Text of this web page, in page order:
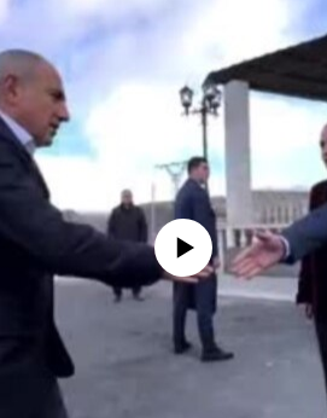
No media source currently